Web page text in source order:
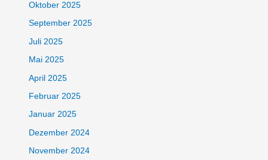
Oktober 2025
September 2025
Juli 2025
Mai 2025
April 2025
Februar 2025
Januar 2025
Dezember 2024
November 2024